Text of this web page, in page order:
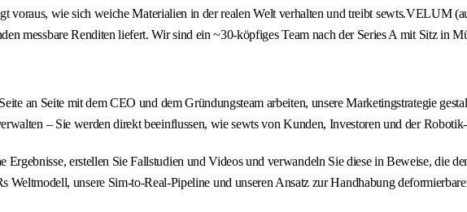
voraus, wie sich weiche Materialien in der realen Welt verhalten und treibt sewts.VELUM
messbare Renditen liefert. Wir sind ein ~30-köpfiges Team nach der Series A mit Sitz in
an Seite mit dem CEO und dem Gründungsteam arbeiten, unsere Marketingstrategie
– Sie werden direkt beeinflussen, wie sewts von Kunden, Investoren und der
Ergebnisse, erstellen Sie Fallstudien und Videos und verwandeln Sie diese in Beweise, die
Weltmodell, unsere Sim-to-Real-Pipeline und unseren Ansatz zur Handhabung